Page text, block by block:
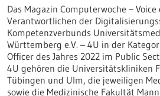
Das Magazin Computerwoche –
Verantwortlichen der
Kompetenzverbunds
Württemberg e.V. – 4U in der
Officer des Jahres 2022 im Public
4U gehören die Universitätskliniken
Tübingen und Ulm, die jeweiligen
sowie die Medizinische Fakultät